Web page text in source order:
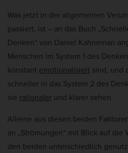
Was jetzt in der allgemeinen
passiert, ist – an das Buch
Denken“ von Daniel Kahneman
Menschen im System 1 des
konstant emotionalisiert sind, und
schneller in das System 2 des
sie rationaler und klarer sehen.
Alleine aus diesen beiden
an „Strömungen“ mit Blick auf die
den beiden unterschiedlich